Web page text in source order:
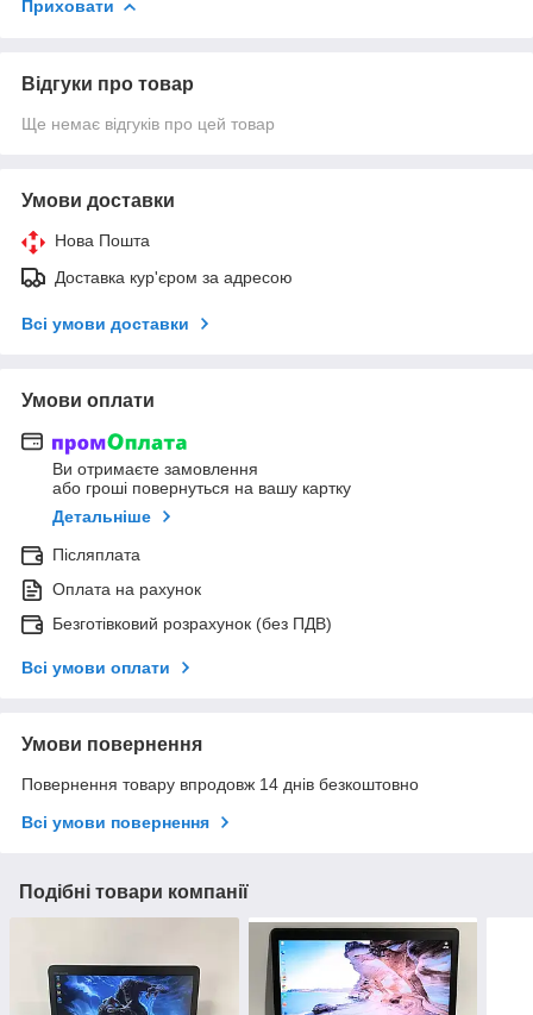
Приховати
Відгуки про товар
Ще немає відгуків про цей товар
Умови доставки
Нова Пошта
Доставка кур'єром за адресою
Всі умови доставки
Умови оплати
Ви отримаєте замовлення
або гроші повернуться на вашу картку
Детальніше
Післяплата
Оплата на рахунок
Безготівковий розрахунок (без ПДВ)
Всі умови оплати
Умови повернення
Повернення товару впродовж 14 днів безкоштовно
Всі умови повернення
Подібні товари компанії